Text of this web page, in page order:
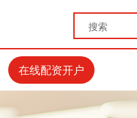
在线配资开户